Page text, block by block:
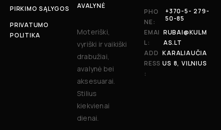
PIRKIMO SĄLYGOS
PRIVATUMO
POLITIKA
AVALYNĖ
Moteriški,
vyriški ir vaikiški
drabužiai,
avalynė bei
aksesuarai.
Stilius
kiekvienai
dienai.
PHO
NE:
+370-5- 279-
50-85
EMAI
L:
RUBAI@KULM
AS.LT
ADD
RESS
:
KARALIAUČIA
US 8, VILNIUS